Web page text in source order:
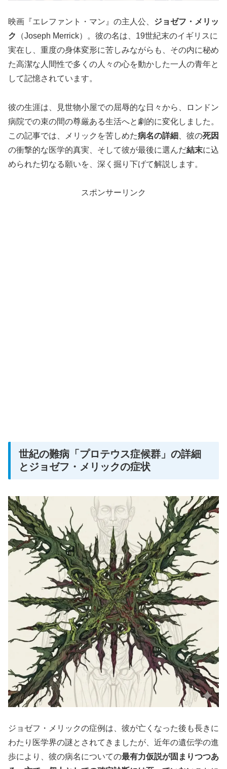
映画『エレファント・マン』の主人公、 ジョゼフ・メリッ
ク
（Joseph Merrick）。彼の名は、19世紀末のイギリスに
実在し、重度の身体変形に苦しみながらも、その内に秘め
た高潔な人間性で多くの人々の心を動かした一人の青年と
して記憶されています。
彼の生涯は、見世物小屋での屈辱的な日々から、ロンドン
病院での束の間の尊厳ある生活へと劇的に変化しました。
この記事では、メリックを苦しめた病名の詳細 、彼の死因
の衝撃的な医学的真実、そして彼が最後に選んだ結末に込
められた切なる願いを、深く掘り下げて解説します。
スポンサーリンク
世紀の難病「プロテウス症候群」の詳細
とジョゼフ・メリックの症状
ジョゼフ・メリックの症例は、彼が亡くなった後も長きに
わたり医学界の謎とされてきましたが、近年の遺伝学の進
歩により、彼の病名についての最有力仮説が固まりつつあ